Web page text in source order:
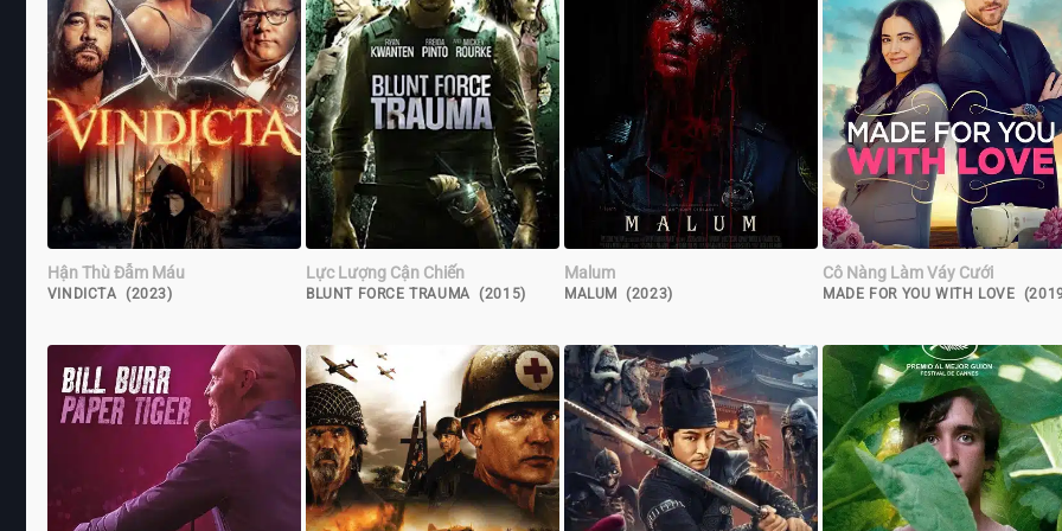
Hận Thù Đẫm Máu
VINDICTA (2023)
Lực Lượng Cận Chiến
BLUNT FORCE TRAUMA (2015)
Malum
MALUM (2023)
Cô Nàng Làm Váy Cưới
MADE FOR YOU WITH LOVE